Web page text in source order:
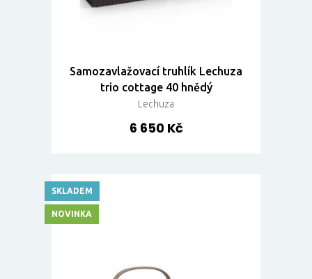
Samozavlažovací truhlík Lechuza
trio cottage 40 hnědý
Lechuza
6 650 Kč
SKLADEM
NOVINKA